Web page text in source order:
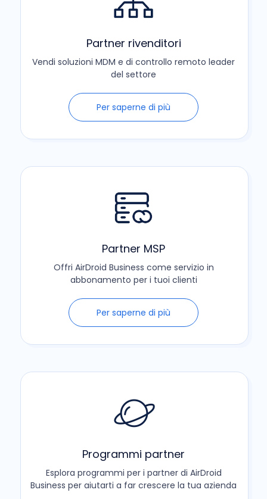
Partner rivenditori
Vendi soluzioni MDM e di controllo remoto leader
del settore
Per saperne di più
Partner MSP
Offri AirDroid Business come servizio in
abbonamento per i tuoi clienti
Per saperne di più
Programmi partner
Esplora programmi per i partner di AirDroid
Business per aiutarti a far crescere la tua azienda